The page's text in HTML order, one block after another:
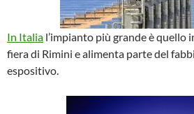
In Italia l’impianto più grande è
fiera di Rimini e alimenta parte del
espositivo.